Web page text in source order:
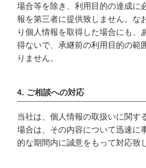
場合等を除き、利用目的の達成に
報を第三者に提供致しません。な
り個人情報を取得した場合にも、
得ないで、承継前の利用目的の範
りません。
4. ご相談への対応
当社は、個人情報の取扱いに関す
場合は、その内容について迅速に
的な期間内に誠意をもって対応致